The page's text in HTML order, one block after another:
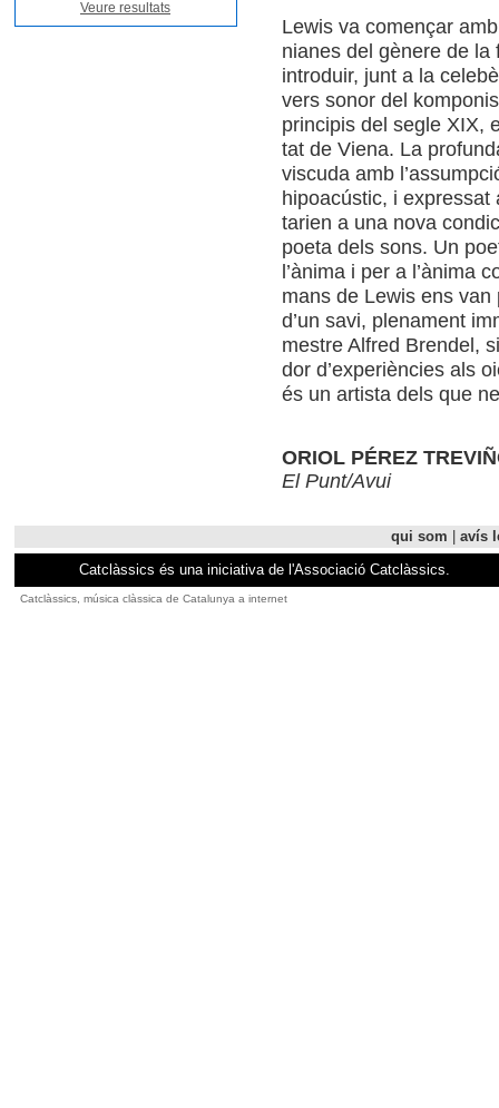
Veure resultats
Lewis va començar
ni­a­nes del gènere de
intro­duir, junt a la
vers sonor del
prin­ci­pis del segle XIX,
tat de Viena. La
vis­cuda amb
hipoacústic, i
ta­rien a una nova
poeta dels sons. Un
l’ànima i per a l’ànima
mans de Lewis ens
d’un savi, ple­na­ment
mes­tre Alfred Bren­del,
dor d’experiències als
és un artista dels que
ORIOL PÉREZ
El Punt/Avui
qui som | avís
Catclàssics és una iniciativa de l'Associació Catclàssics.
Catclàssics, música clàssica de Catalunya a internet